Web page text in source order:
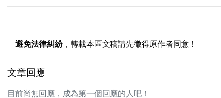
避免法律糾紛，轉載本區文稿請先徵得原作者同意！
文章回應
目前尚無回應，成為第一個回應的人吧！